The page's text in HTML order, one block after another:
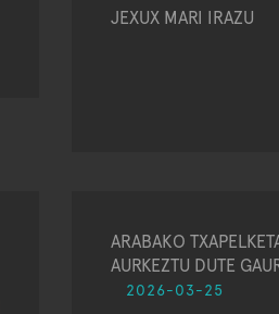
JEXUX MARI IRAZU
ARABAKO
AURKEZTU DUTE
2026-03-25